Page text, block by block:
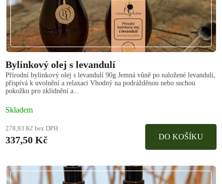
Bylinkový olej s levandulí
Přírodní bylinkový olej s levandulí 90g Jemná vůně po naložené levanduli,
přispívá k uvolnění a relaxaci Vhodný na podrážděnou nebo suchou
pokožku pro zklidnění a...
Skladem
278,93 Kč bez DPH
337,50 Kč DO KOŠÍKU